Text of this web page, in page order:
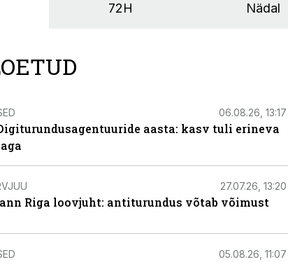
72H Nädal
06.08.26, 13:17
aasta: kasv tuli erineva
27.07.26, 13:20
Riga loovjuht: antiturundus võtab võimust
05.08.26, 11:07